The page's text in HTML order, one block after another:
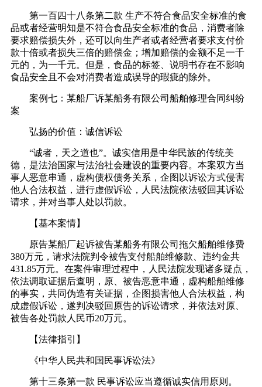
第一百四十八条第二款 生产不符合食品安全标准的食
品或者经营明知是不符合食品安全标准的食品，消费者除
要求赔偿损失外，还可以向生产者或者经营者要求支付价
款十倍或者损失三倍的赔偿金；增加赔偿的金额不足一千
元的，为一千元。但是，食品的标签、说明书存在不影响
食品安全且不会对消费者造成误导的瑕疵的除外。
案例七：某船厂诉某船务有限公司船舶修理合同纠纷
案
弘扬的价值：诚信诉讼
“诚者，天之道也”。诚实信用是中华民族的传统美
德，是法治国家与法治社会建设的重要内容。本案双方当
事人恶意串通，虚构债权债务关系，企图以诉讼方式侵害
他人合法权益，进行虚假诉讼，人民法院依法驳回其诉讼
请求，并对当事人处以罚款。
【基本案情】
原告某船厂起诉被告某船务有限公司拖欠船舶维修费
380万元，请求法院判令被告支付船舶维修款、违约金共
431.85万元。在案件审理过程中，人民法院发现诸多疑点，
依法调取证据后查明，原、被告恶意串通，虚构船舶维修
的事实，共同伪造有关证据，企图损害他人合法权益，构
成虚假诉讼，遂判决驳回原告的诉讼请求，并依法对原、
被告各处罚款人民币20万元。
【法律指引】
《中华人民共和国民事诉讼法》
第十三条第一款 民事诉讼应当遵循诚实信用原则。